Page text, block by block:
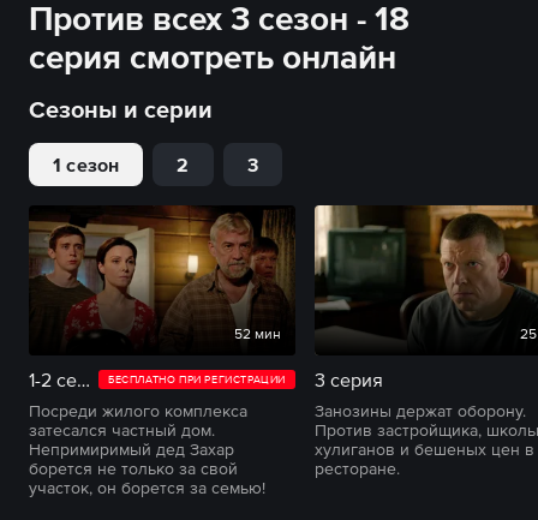
Против всех 3 сезон - 18
серия смотреть онлайн
Сезоны и серии
1 сезон 2 3
52 мин
1-2 серии БЕСПЛАТНО ПРИ РЕГИСТРАЦИИ
Посреди жилого комплекса
затесался частный дом.
Непримиримый дед Захар
борется не только за свой
участок, он борется за семью!
3 серия
Занозины держат оборону.
Против застройщика,
хулиганов и бешеных цен в
ресторане.